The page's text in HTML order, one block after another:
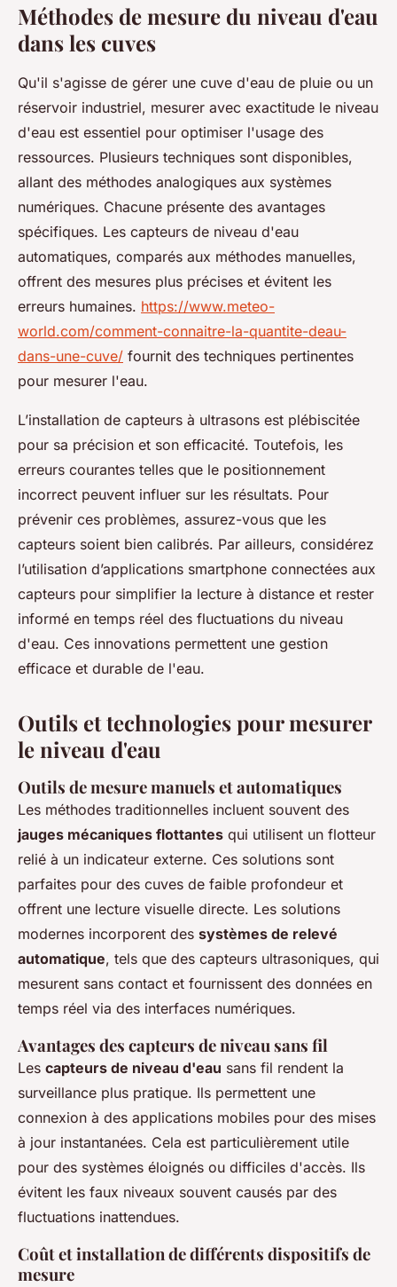
Méthodes de mesure du niveau d'eau
dans les cuves
Qu'il s'agisse de gérer une cuve d'eau de pluie ou un
réservoir industriel, mesurer avec exactitude le niveau
d'eau est essentiel pour optimiser l'usage des
ressources. Plusieurs techniques sont disponibles,
allant des méthodes analogiques aux systèmes
numériques. Chacune présente des avantages
spécifiques. Les capteurs de niveau d'eau
automatiques, comparés aux méthodes manuelles,
offrent des mesures plus précises et évitent les
erreurs humaines. https://www.meteo-
world.com/comment-connaitre-la-quantite-deau-
dans-une-cuve/ fournit des techniques pertinentes
pour mesurer l'eau.
L’installation de capteurs à ultrasons est plébiscitée
pour sa précision et son efficacité. Toutefois, les
erreurs courantes telles que le positionnement
incorrect peuvent influer sur les résultats. Pour
prévenir ces problèmes, assurez-vous que les
capteurs soient bien calibrés. Par ailleurs, considérez
l’utilisation d’applications smartphone connectées aux
capteurs pour simplifier la lecture à distance et rester
informé en temps réel des fluctuations du niveau
d'eau. Ces innovations permettent une gestion
efficace et durable de l'eau.
Outils et technologies pour mesurer
le niveau d'eau
Outils de mesure manuels et automatiques
Les méthodes traditionnelles incluent souvent des
jauges mécaniques flottantes qui utilisent un flotteur
relié à un indicateur externe. Ces solutions sont
parfaites pour des cuves de faible profondeur et
offrent une lecture visuelle directe. Les solutions
modernes incorporent des systèmes de relevé
automatique, tels que des capteurs ultrasoniques, qui
mesurent sans contact et fournissent des données en
temps réel via des interfaces numériques.
Avantages des capteurs de niveau sans fil
Les capteurs de niveau d'eau sans fil rendent la
surveillance plus pratique. Ils permettent une
connexion à des applications mobiles pour des mises
à jour instantanées. Cela est particulièrement utile
pour des systèmes éloignés ou difficiles d'accès. Ils
évitent les faux niveaux souvent causés par des
fluctuations inattendues.
Coût et installation de différents dispositifs de
mesure